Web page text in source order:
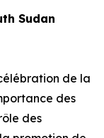
Sudan
de la
des
des